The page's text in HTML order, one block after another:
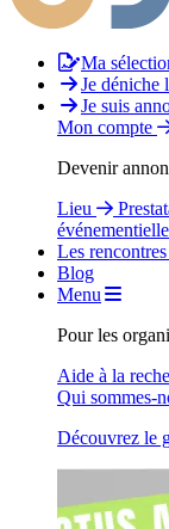
Ma
Je déniche
Je suis
Mon compte
Devenir
Lieu
événementielle
Les
Blog
Menu
Pour les
Aide à la
Qui sommes-
Découvrez le